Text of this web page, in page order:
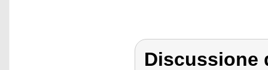
Discussione